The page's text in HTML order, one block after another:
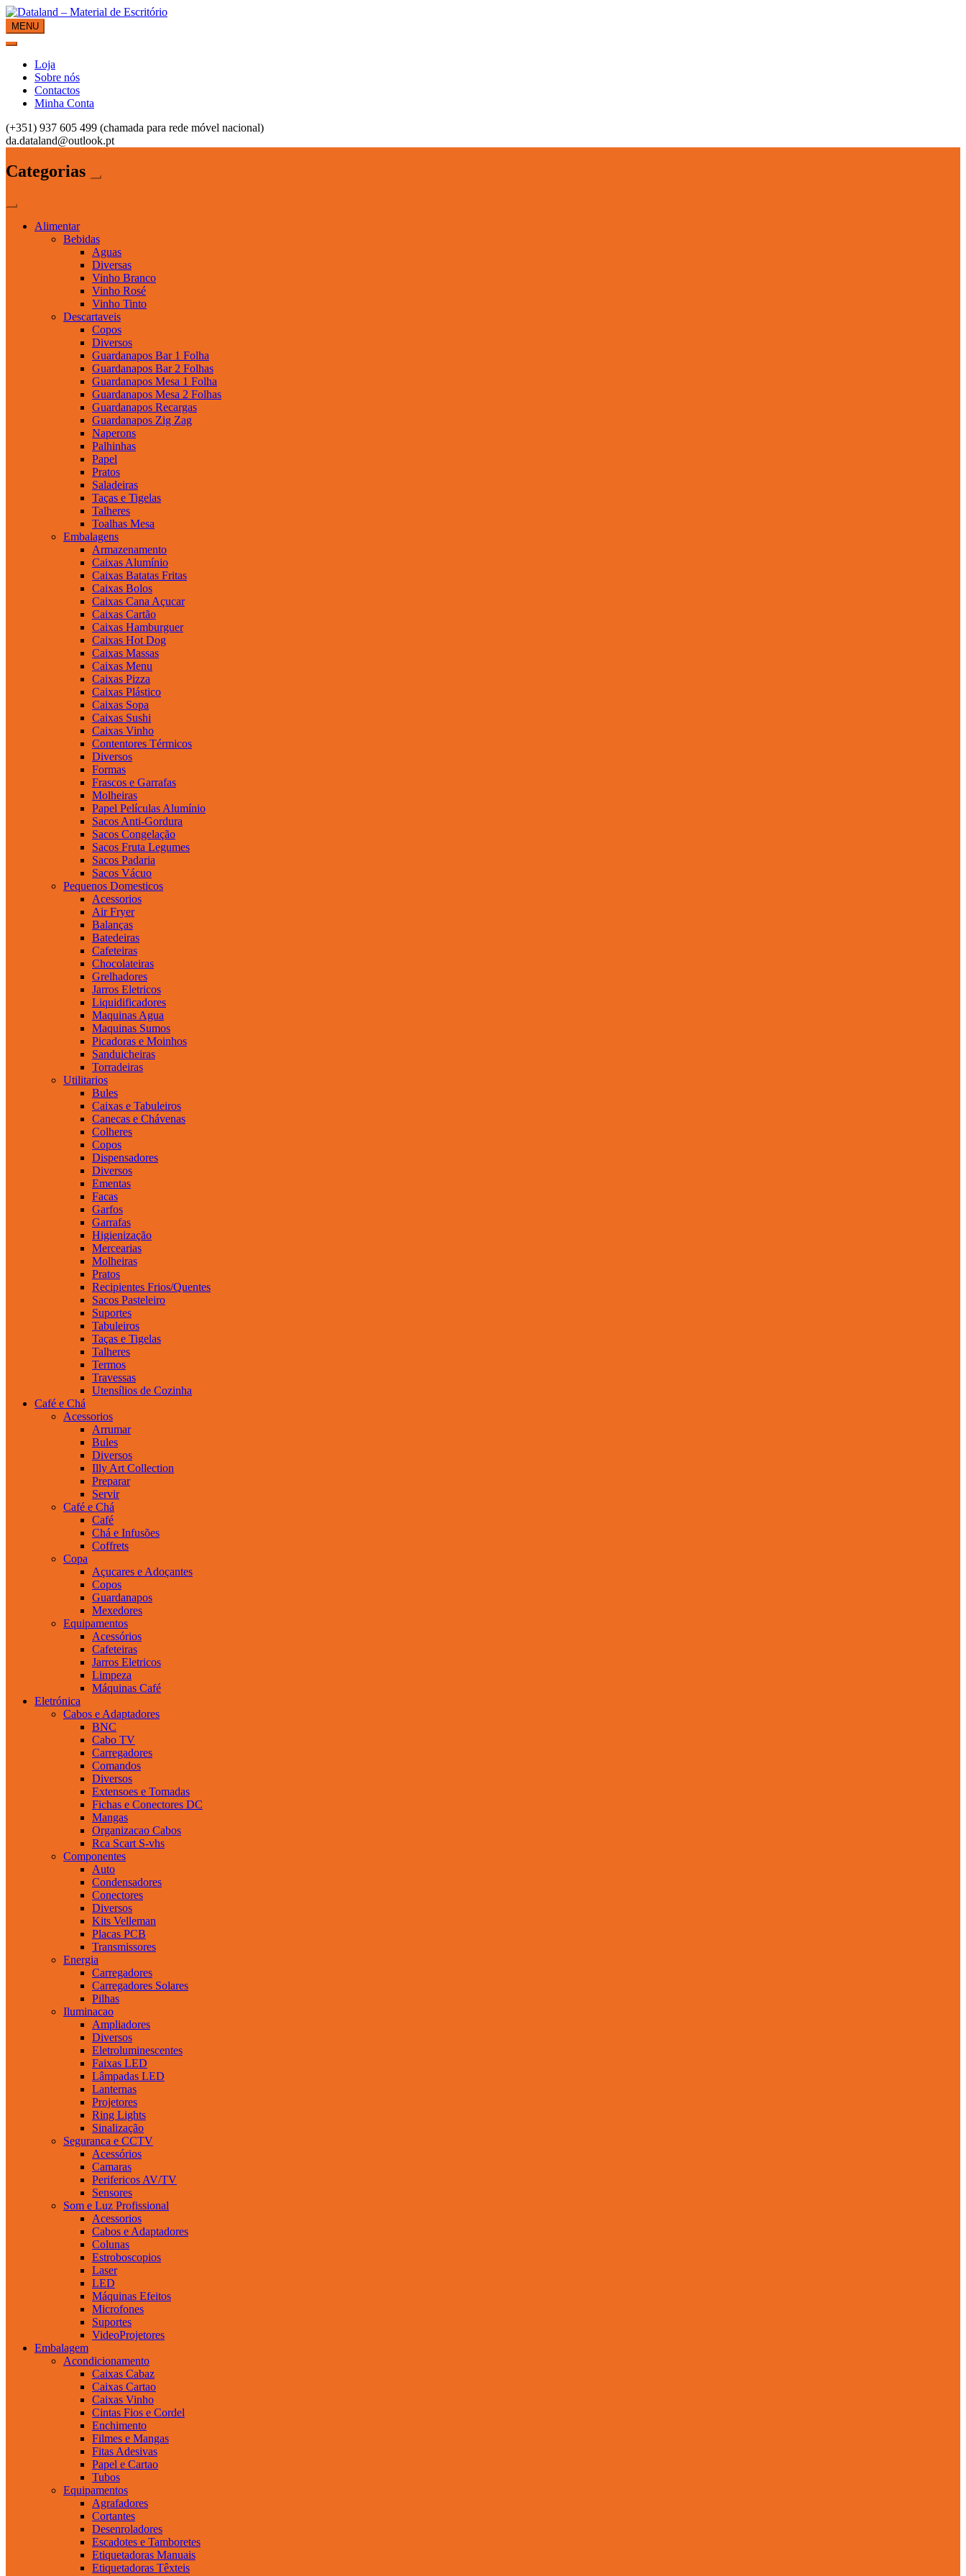
Skip
to
content
Dataland – Material de Escritório
Material de Escritório
MENU
Loja
Sobre nós
Contactos
Minha Conta
(+351) 937 605 499 (chamada para rede móvel nacional)
da.dataland@outlook.pt
Categorias
Alimentar
Bebidas
Aguas
Diversas
Vinho Branco
Vinho Rosé
Vinho Tinto
Descartaveis
Copos
Diversos
Guardanapos Bar 1 Folha
Guardanapos Bar 2 Folhas
Guardanapos Mesa 1 Folha
Guardanapos Mesa 2 Folhas
Guardanapos Recargas
Guardanapos Zig Zag
Naperons
Palhinhas
Papel
Pratos
Saladeiras
Taças e Tigelas
Talheres
Toalhas Mesa
Embalagens
Armazenamento
Caixas Alumínio
Caixas Batatas Fritas
Caixas Bolos
Caixas Cana Açucar
Caixas Cartão
Caixas Hamburguer
Caixas Hot Dog
Caixas Massas
Caixas Menu
Caixas Pizza
Caixas Plástico
Caixas Sopa
Caixas Sushi
Caixas Vinho
Contentores Térmicos
Diversos
Formas
Frascos e Garrafas
Molheiras
Papel Películas Alumínio
Sacos Anti-Gordura
Sacos Congelação
Sacos Fruta Legumes
Sacos Padaria
Sacos Vácuo
Pequenos Domesticos
Acessorios
Air Fryer
Balanças
Batedeiras
Cafeteiras
Chocolateiras
Grelhadores
Jarros Eletricos
Liquidificadores
Maquinas Agua
Maquinas Sumos
Picadoras e Moinhos
Sanduicheiras
Torradeiras
Utilitarios
Bules
Caixas e Tabuleiros
Canecas e Chávenas
Colheres
Copos
Dispensadores
Diversos
Ementas
Facas
Garfos
Garrafas
Higienização
Mercearias
Molheiras
Pratos
Recipientes Frios/Quentes
Sacos Pasteleiro
Suportes
Tabuleiros
Taças e Tigelas
Talheres
Termos
Travessas
Utensílios de Cozinha
Café e Chá
Acessorios
Arrumar
Bules
Diversos
Illy Art Collection
Preparar
Servir
Café e Chá
Café
Chá e Infusões
Coffrets
Copa
Açucares e Adoçantes
Copos
Guardanapos
Mexedores
Equipamentos
Acessórios
Cafeteiras
Jarros Eletricos
Limpeza
Máquinas Café
Eletrónica
Cabos e Adaptadores
BNC
Cabo TV
Carregadores
Comandos
Diversos
Extensoes e Tomadas
Fichas e Conectores DC
Mangas
Organizacao Cabos
Rca Scart S-vhs
Componentes
Auto
Condensadores
Conectores
Diversos
Kits Velleman
Placas PCB
Transmissores
Energia
Carregadores
Carregadores Solares
Pilhas
Iluminacao
Ampliadores
Diversos
Eletroluminescentes
Faixas LED
Lâmpadas LED
Lanternas
Projetores
Ring Lights
Sinalização
Seguranca e CCTV
Acessórios
Camaras
Perifericos AV/TV
Sensores
Som e Luz Profissional
Acessorios
Cabos e Adaptadores
Colunas
Estroboscopios
Laser
LED
Máquinas Efeitos
Microfones
Suportes
VideoProjetores
Embalagem
Acondicionamento
Caixas Cabaz
Caixas Cartao
Caixas Vinho
Cintas Fios e Cordel
Enchimento
Filmes e Mangas
Fitas Adesivas
Papel e Cartao
Tubos
Equipamentos
Agrafadores
Cortantes
Desenroladores
Escadotes e Tamboretes
Etiquetadoras Manuais
Etiquetadoras Têxteis